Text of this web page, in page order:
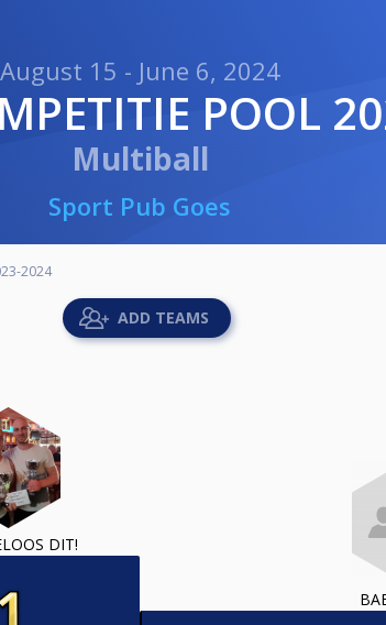
August 15 - June 6, 2024
POOL
Multiball
Sport Pub Goes
2024
ADD TEAMS
DIT!